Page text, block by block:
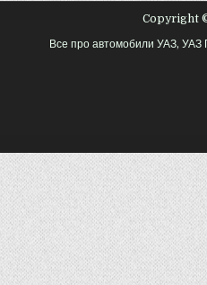
Copyright
Все про автомобили УАЗ, УАЗ